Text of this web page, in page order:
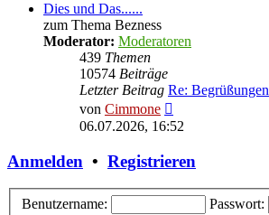
Dies und Das......
zum Thema Bezness
Moderator: Moderatoren
439 Themen
10574 Beiträge
Letzter Beitrag Re: Begrüßungen
von Cimmone
Beitrag
06.07.2026, 16:52
Anmelden • Registrieren
Benutzername:
Passwort: